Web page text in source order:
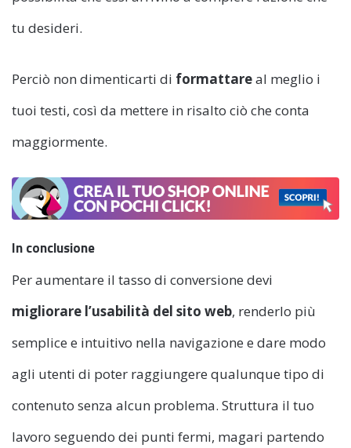
tu desideri.
Perciò non dimenticarti di formattareal meglio i
tuoi testi, così da mettere in risalto ciò che conta
maggiormente.
In conclusione
Per aumentare il tasso di conversione devi
migliorare l’usabilità del sito web, renderlo più
semplice e intuitivo nella navigazione e dare modo
agli utenti di poter raggiungere qualunque tipo di
contenuto senza alcun problema. Struttura il tuo
lavoro seguendo dei punti fermi, magari partendo